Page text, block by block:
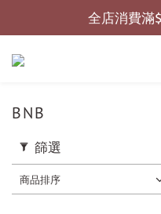
全店消費
全店消費滿
全店消費
BNB
篩選
商品排序